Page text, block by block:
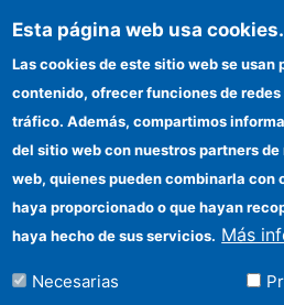
Sede electrónica
Identidad
Información para
Ayudas
Organismos
Contacto
Cómo
Esta página web usa cookies.
Las cookies de este sitio web se usan
contenido, ofrecer funciones de
tráfico. Además, compartimos
del sitio web con nuestros partners
web, quienes pueden combinarla con
haya proporcionado o que hayan
haya hecho de sus servicios. Más
Necesarias